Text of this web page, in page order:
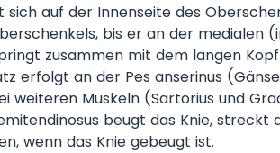
sich auf der Innenseite des
bis er an der medialen
zusammen mit dem langen
erfolgt an der Pes anserinus
weiteren Muskeln (Sartorius und
beugt das Knie,
wenn das Knie gebeugt ist.